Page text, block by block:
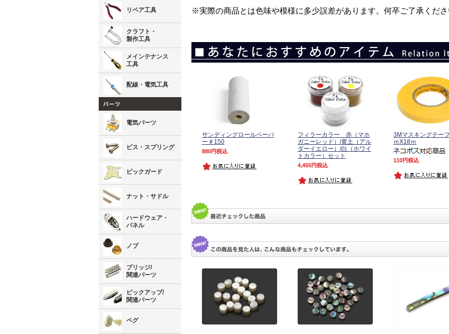
リペア工具
クラフト・
製作工具
メインテナンス
工具
配線・電気工具
電気パーツ
ビス・スプリング
ピックガード
ナット・サドル
ハードウェア・
パネル
ノブ
ブリッジ/
関連パーツ
ピックアップ/
関連パーツ
ペグ
※実際の商品とは色味や模様に多少誤差があります。何卒ご了承くだ
サンディングロールペーパ
ー＃150
880 税込
フィラーカラー 赤（マホ
ガニーレッド）/黄土（アル
ダーイエロー）/白（ホワイ
トカラー）セット
4,455 税込
3Mマスキングテー
ｍX18ｍ
110 税込